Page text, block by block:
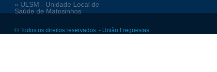
» ULSM - Unidade Local de
Saúde de Matosinhos
© Todos os direitos reservados. - União Freguesias